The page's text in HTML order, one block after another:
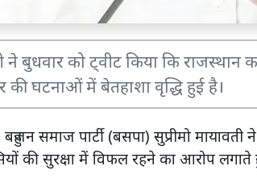
ने बुधवार को ट्वीट किया कि राजस्थान
की घटनाओं में बेतहाशा वृद्धि हुई है।
समाज पार्टी (बसपा) सुप्रीमो
की सुरक्षा में विफल रहने का आरोप लगाते